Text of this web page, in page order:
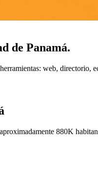
de Panamá.
web, directorio,
880K